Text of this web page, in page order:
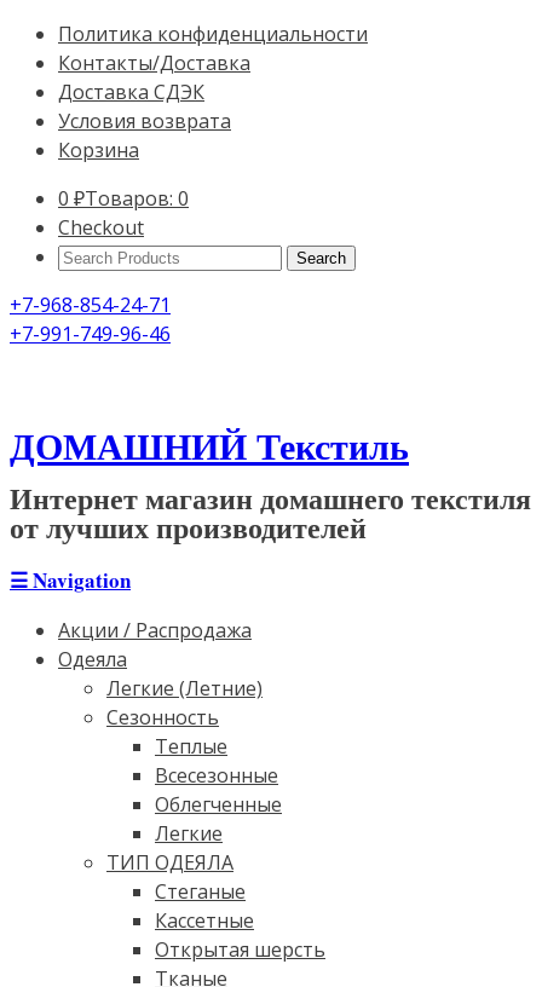
Политика конфиденциальности
Контакты/Доставка
Доставка СДЭК
Условия возврата
Корзина
0 ₽Товаров: 0
Checkout
Search
+7-968-854-24-71
+7-991-749-96-46
ДОМАШНИЙ Текстиль
Интернет магазин домашнего текстиля
от лучших производителей
☰Navigation
Акции / Распродажа
Одеяла
Легкие (Летние)
Сезонность
Теплые
Всесезонные
Облегченные
Легкие
ТИП ОДЕЯЛА
Стеганые
Кассетные
Открытая шерсть
Тканые